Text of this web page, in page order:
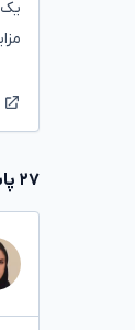
۲۷ پاسخ برای این سوال ثبت شده